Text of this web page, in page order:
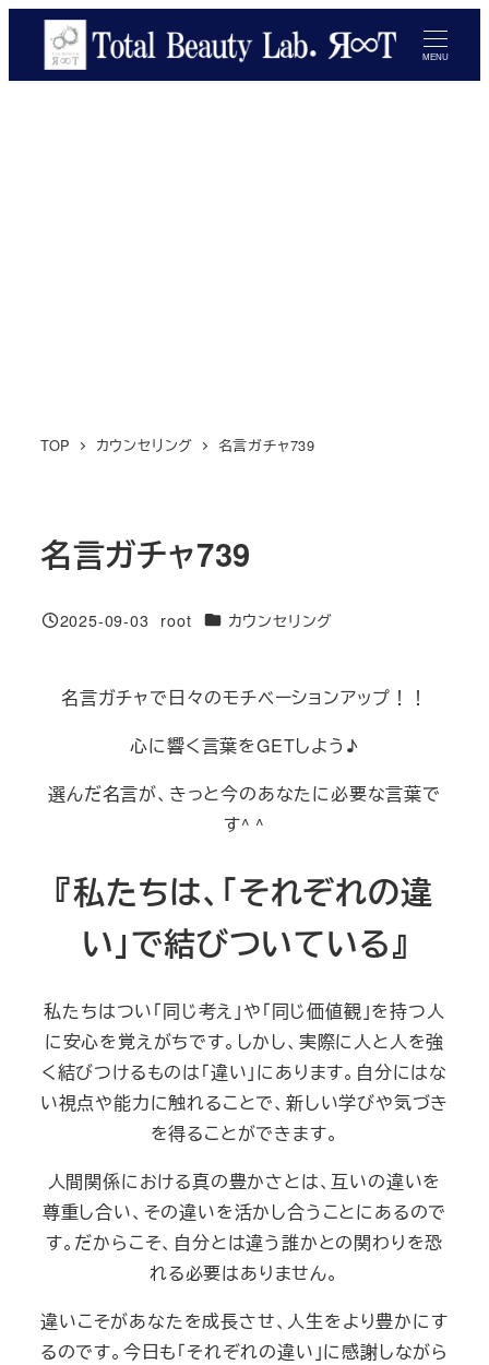
ン
MENU
TOP カウンセリング 名言ガチャ739
名言ガチャ739
投稿日
2025-09-03
著
root カテゴリー
カウンセリング
名言ガチャで日々のモチベーションアップ！！
心に響く言葉をGETしよう♪
選んだ名言が、きっと今のあなたに必要な言葉で
す^ ^
『私たちは、「それぞれの違
い」で結びついている』
私たちはつい「同じ考え」や「同じ価値観」を持つ人
に安心を覚えがちです。しかし、実際に人と人を強
く結びつけるものは「違い」にあります。自分にはな
い視点や能力に触れることで、新しい学びや気づき
を得ることができます。
人間関係における真の豊かさとは、互いの違いを
尊重し合い、その違いを活かし合うことにあるので
す。だからこそ、自分とは違う誰かとの関わりを恐
れる必要はありません。
違いこそがあなたを成長させ、人生をより豊かにす
るのです。今日も「それぞれの違い」に感謝しながら